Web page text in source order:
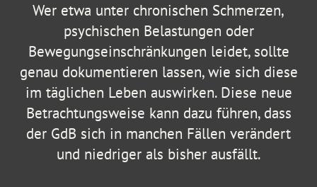
Wer etwa unter chronischen Schmerzen,
psychischen Belastungen oder
Bewegungseinschränkungen leidet, sollte
genau dokumentieren lassen, wie sich diese
im täglichen Leben auswirken. Diese neue
Betrachtungsweise kann dazu führen, dass
der GdB sich in manchen Fällen verändert
und niedriger als bisher ausfällt.